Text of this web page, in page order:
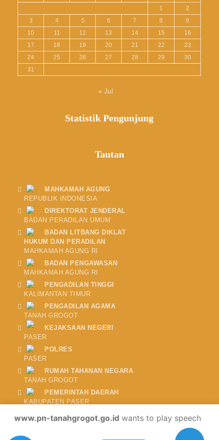
1
2
3
4 5 6 7 8
9
10
11 12 13 14 15
16
17
18 19 20 21 22
23
24
25 26 27 28 29
30
31
« Jul
Statistik Pengunjung
Tautan
MAHKAMAH AGUNG
REPUBLIK INDONESIA
DIREKTORAT JENDERAL
BADAN PERADILAN UMUM
BADAN LITBANG DIKLAT
HUKUM DAN PERADILAN
MAHKAMAH AGUNG RI
BADAN PENGAWASAN
MAHKAMAH AGUNG RI
PENGADILAN TINGGI
KALIMANTAN TIMUR
PENGADILAN AGAMA
TANAH GROGOT
KEJAKSAAN NEGERI
PASER
POLRES
PASER
RUMAH TAHANAN NEGARA
TANAH GROGOT
PEMERINTAH DAERAH
KABUPATEN PASER
www.pn-tanahgrogot.go.id wants to play speech